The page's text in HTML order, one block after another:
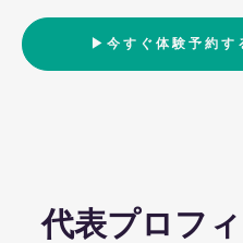
▶︎今すぐ体験予約す
代表プロフ